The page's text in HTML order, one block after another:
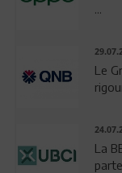
...
Le
La